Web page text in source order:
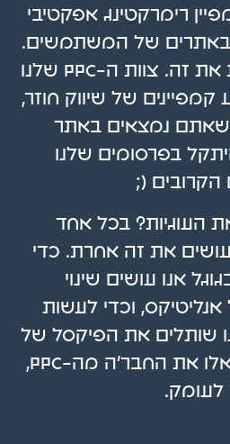
רימרקטינג אפקטיבי
באתרים של המשתמשים.
אנחנו יודעים לעשות את זה. צוות ה-PPC שלנו
קמפיינים של שיווק חוזר,
נמצאים באתר
בפרסומים שלנו
(;
העוגיות? בכל אחד
עושים את זה אחרת. כדי
אנו עושים שינוי
אנליטיקס, וכדי לעשות
שותלים את הפיקסל של
פייסבוק באתר. תשאלו את החבר'ה מה-PPC,
לעומק.